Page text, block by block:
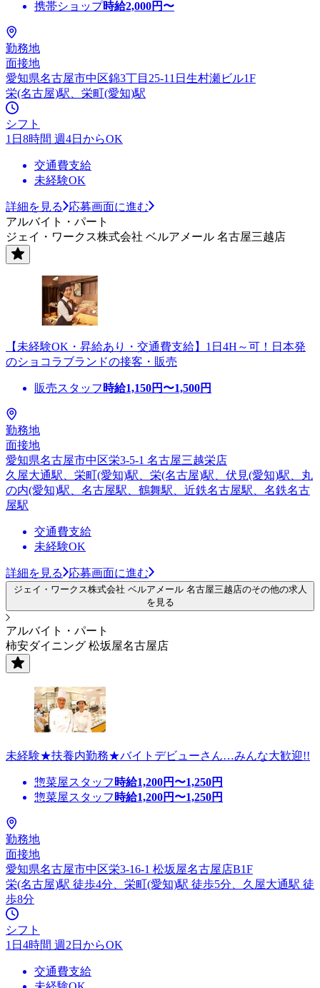
携帯ショップ時給2,000円〜
勤務地
面接地
愛知県名古屋市中区錦3丁目25-11日生村瀬ビル1F
栄(名古屋)駅、栄町(愛知)駅
シフト
1日8時間 週4日からOK
交通費支給
未経験OK
詳細を見る
応募画面に進む
アルバイト・パート
ジェイ・ワークス株式会社 ベルアメール 名古屋三越店
【未経験OK・昇給あり・交通費支給】1日4H～可！日本発
のショコラブランドの接客・販売
販売スタッフ 時給1,150円〜1,500円
勤務地
面接地
愛知県名古屋市中区栄3-5-1 名古屋三越栄店
久屋大通駅、栄町(愛知)駅、栄(名古屋)駅、伏見(愛知)駅、丸
の内(愛知)駅、名古屋駅、鶴舞駅、近鉄名古屋駅、名鉄名古
屋駅
交通費支給
未経験OK
詳細を見る 応募画面に進む
ジェイ・ワークス株式会社 ベルアメール 名古屋三越店のその他の求人
を見る
アルバイト・パート
柿安ダイニング 松坂屋名古屋店
未経験★扶養内勤務★バイトデビューさん…みんな大歓迎!!
惣菜屋スタッフ 時給1,200円〜1,250円
惣菜屋スタッフ 時給1,200円〜1,250円
勤務地
面接地
愛知県名古屋市中区栄3-16-1 松坂屋名古屋店B1F
栄(名古屋)駅 徒歩4分、栄町(愛知)駅 徒歩5分、久屋大通駅 徒
歩8分
シフト
1日4時間 週2日からOK
交通費支給